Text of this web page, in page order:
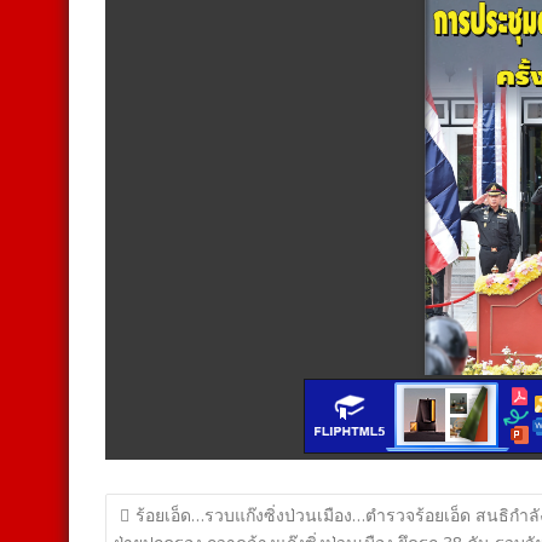
แนะแนว
ร้อยเอ็ด…รวบแก๊งซิ่งป่วนเมือง…ตำรวจร้อยเอ็ด สนธิกำลั